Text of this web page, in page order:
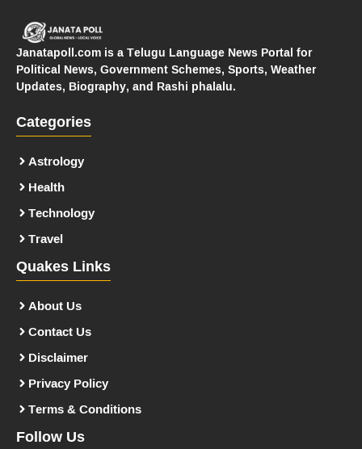
Janatapoll.com is a Telugu Language News Portal for
Political News, Government Schemes, Sports, Weather
Updates, Biography, and Rashi phalalu.
Categories
Astrology
Health
Technology
Travel
Quakes Links
About Us
Contact Us
Disclaimer
Privacy Policy
Terms & Conditions
Follow Us